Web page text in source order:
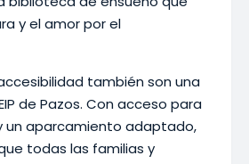
y el amor por el
también son una
de Pazos. Con acceso para
un aparcamiento adaptado,
todas las familias y